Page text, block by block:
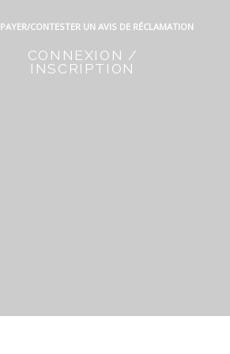
PAYER/CONTESTER UN AVIS DE RÉCLAMATION
CONNEXION /
INSCRIPTION